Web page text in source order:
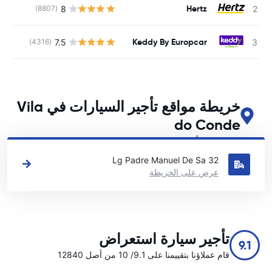
Hertz
8
(8807)
Keddy By Europcar
7.5
(4316)
خريطة مواقع تأجير السيارات في Vila
do Conde
اطلع على مواقع تأجير السيارات الرئيسية لدينا في Vila do Conde
Lg Padre Manuel De Sa 32
عرض على الخريطة
9.1 تأجير سيارة استعراض
قام عملاؤنا بتقييمنا على 9.1/ 10 من أصل 12840